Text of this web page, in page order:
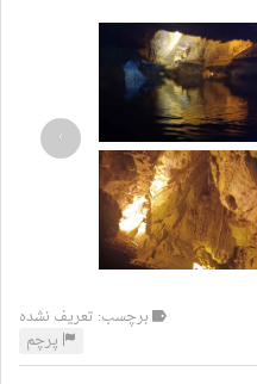
›
برچسب: تعریف نشده
پرچم